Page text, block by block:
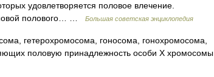
удовлетворяется половое влечение.
полового… …
Большая советская энциклопедия
гетерохромосома, гоносома, гонохромосома,
половую принадлежность особи X хромосомы